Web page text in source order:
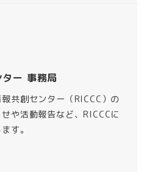
ー 事務局
共創センター（RICCC）の
や活動報告など、RICCCに
す。